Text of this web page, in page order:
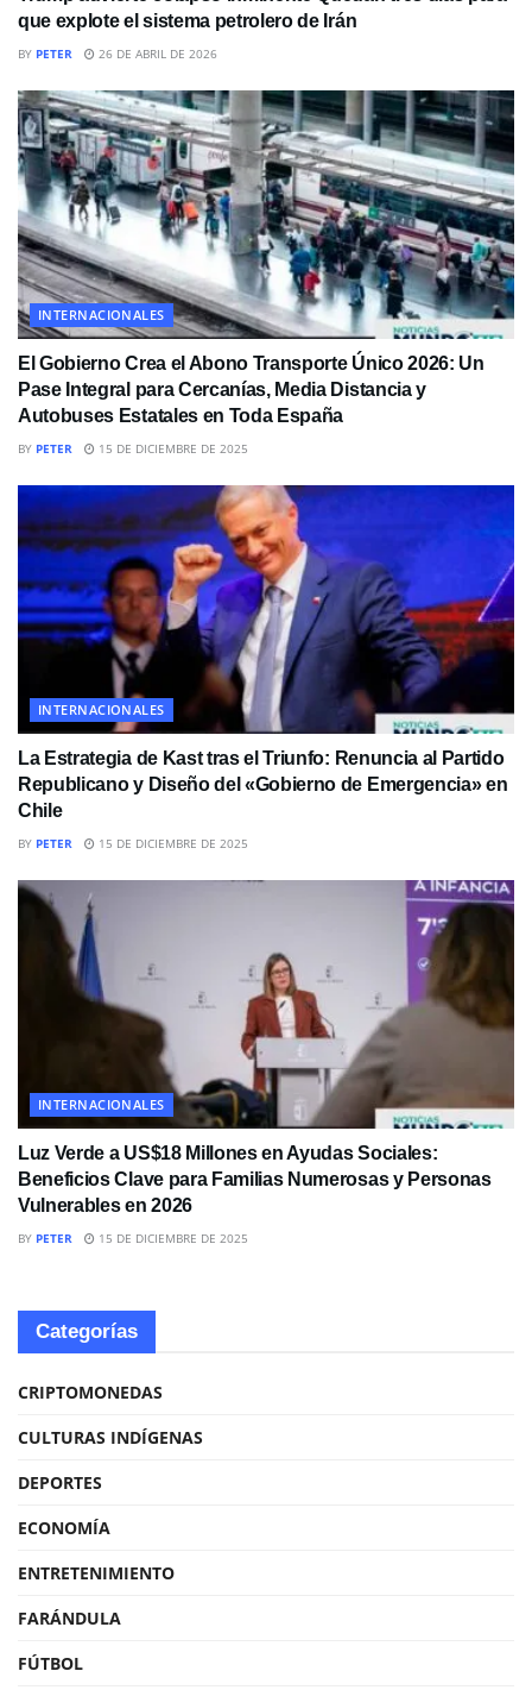
que explote el sistema petrolero de Irán
BY PETER 26 DE ABRIL DE 2026
INTERNACIONALES
El Gobierno Crea el Abono Transporte Único 2026: Un
Pase Integral para Cercanías, Media Distancia y
Autobuses Estatales en Toda España
BY PETER 15 DE DICIEMBRE DE 2025
INTERNACIONALES
La Estrategia de Kast tras el Triunfo: Renuncia al Partido
Republicano y Diseño del «Gobierno de Emergencia» en
Chile
BY PETER 15 DE DICIEMBRE DE 2025
INTERNACIONALES
Luz Verde a US$18 Millones en Ayudas Sociales:
Beneficios Clave para Familias Numerosas y Personas
Vulnerables en 2026
BY PETER 15 DE DICIEMBRE DE 2025
Categorías
CRIPTOMONEDAS
CULTURAS INDÍGENAS
DEPORTES
ECONOMÍA
ENTRETENIMIENTO
FARÁNDULA
FÚTBOL